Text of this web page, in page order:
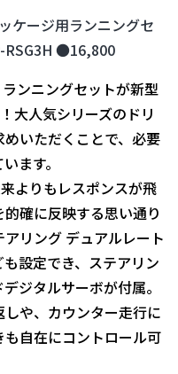
ケージ用ランニングセ
RSG3H ●16,800
ンニングセットが新型
大人気シリーズのドリ
いただくことで、必要
ます。
よりもレスポンスが飛
確に反映する思い通り
リング デュアルレート
設定でき、ステアリン
ジタルサーボが付属。
や、カウンター走行に
自在にコントロール可